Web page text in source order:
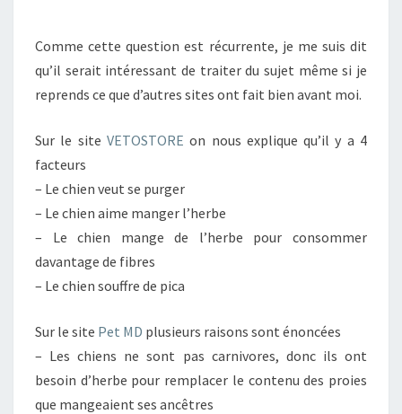
Comme cette question est récurrente, je me suis dit
qu’il serait intéressant de traiter du sujet même si je
reprends ce que d’autres sites ont fait bien avant moi.
Sur le site VETOSTORE on nous explique qu’il y a 4
facteurs
– Le chien veut se purger
– Le chien aime manger l’herbe
– Le chien mange de l’herbe pour consommer
davantage de fibres
– Le chien souffre de pica
Sur le site Pet MD plusieurs raisons sont énoncées
– Les chiens ne sont pas carnivores, donc ils ont
besoin d’herbe pour remplacer le contenu des proies
que mangeaient ses ancêtres